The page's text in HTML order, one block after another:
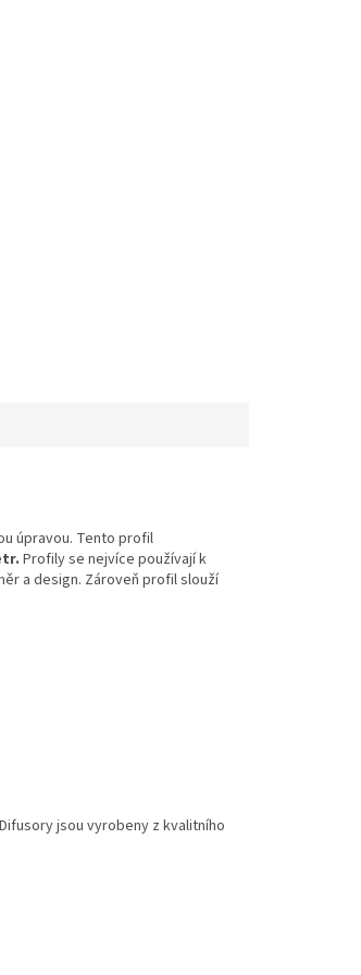
úpravou. Tento profil
Profily se nejvíce používají k
a design. Zároveň profil slouží
jsou vyrobeny z kvalitního